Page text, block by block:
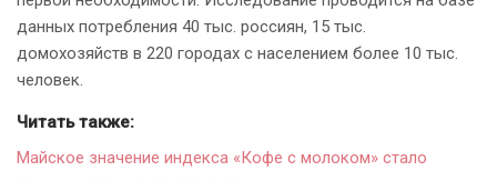
данных потребления 40 тыс. россиян, 15 тыс.
домохозяйств в 220 городах с населением более 10 тыс.
человек.
Читать также:
Майское значение индекса «Кофе с молоком» стало